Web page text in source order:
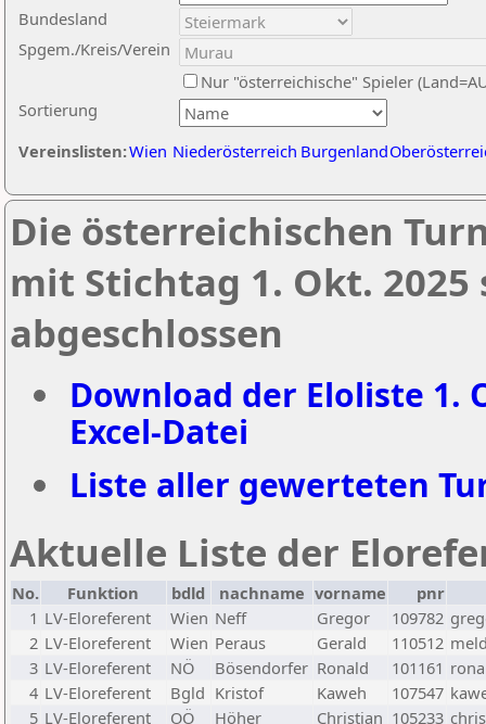
Sortierung
Bundesland
Spgem./Kreis/Verein
Nur "österreichische" Spieler
Vereinslisten:Wien Niederösterreich Burgenland
Die österreichischen
mit Stichtag 1. Okt.
abgeschlossen
Download der Eloliste 1.
Excel-Datei
Liste aller gewerteten
Aktuelle Liste der
No. Funktion bdld nachname vorname
pnr
1 LV-Eloreferent Wien Neff Gregor 109782
2 LV-Eloreferent Wien Peraus Gerald 110512
3 LV-Eloreferent NÖ Bösendorfer Ronald 101161
4 LV-Eloreferent Bgld Kristof Kaweh 107547
5 LV-Eloreferent OÖ Höher Christian 105233